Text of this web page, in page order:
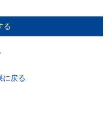
る
に戻る